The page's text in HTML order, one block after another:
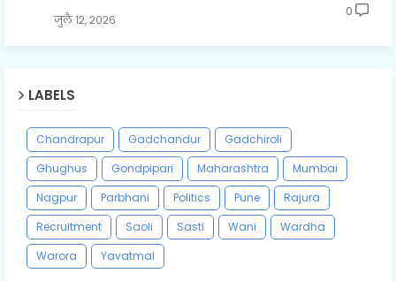
जुलै १२, २०२६
0
LABELS
Chandrapur Gadchandur
Gadchiroli
Ghughus
Gondpipari Maharashtra
Mumbai
Nagpur
Parbhani Politics Pune
Rajura
Recruitment
Saoli Sasti Wani
Wardha
Warora
Yavatmal